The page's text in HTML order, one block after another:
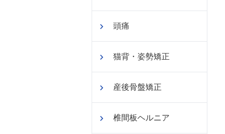
頭痛
猫背・姿勢矯正
産後骨盤矯正
椎間板ヘルニア